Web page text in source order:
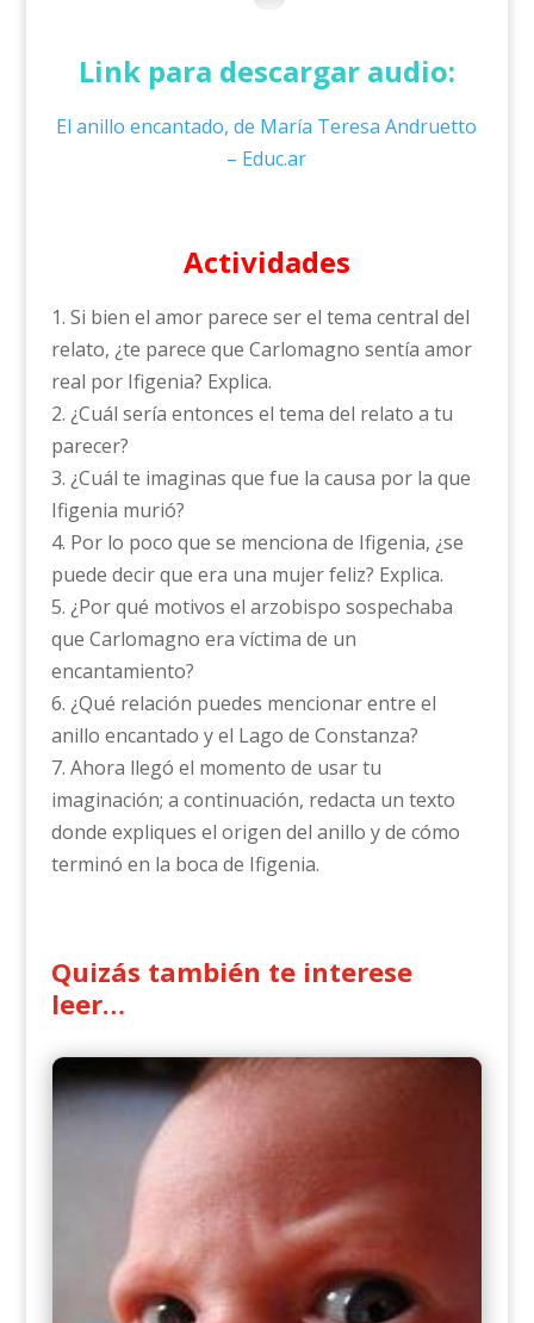
Link para descargar audio:
El anillo encantado, de María Teresa Andruetto
– Educ.ar
Actividades
1. Si bien el amor parece ser el tema central del
relato, ¿te parece que Carlomagno sentía amor
real por Ifigenia? Explica.
2. ¿Cuál sería entonces el tema del relato a tu
parecer?
3. ¿Cuál te imaginas que fue la causa por la que
Ifigenia murió?
4. Por lo poco que se menciona de Ifigenia, ¿se
puede decir que era una mujer feliz? Explica.
5. ¿Por qué motivos el arzobispo sospechaba
que Carlomagno era víctima de un
encantamiento?
6. ¿Qué relación puedes mencionar entre el
anillo encantado y el Lago de Constanza?
7. Ahora llegó el momento de usar tu
imaginación; a continuación, redacta un texto
donde expliques el origen del anillo y de cómo
terminó en la boca de Ifigenia.
Quizás también te interese
leer…